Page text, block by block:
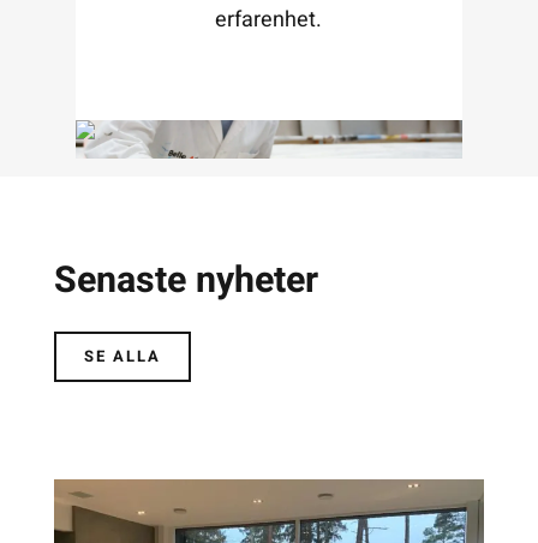
erfarenhet.
Senaste nyheter
SE ALLA